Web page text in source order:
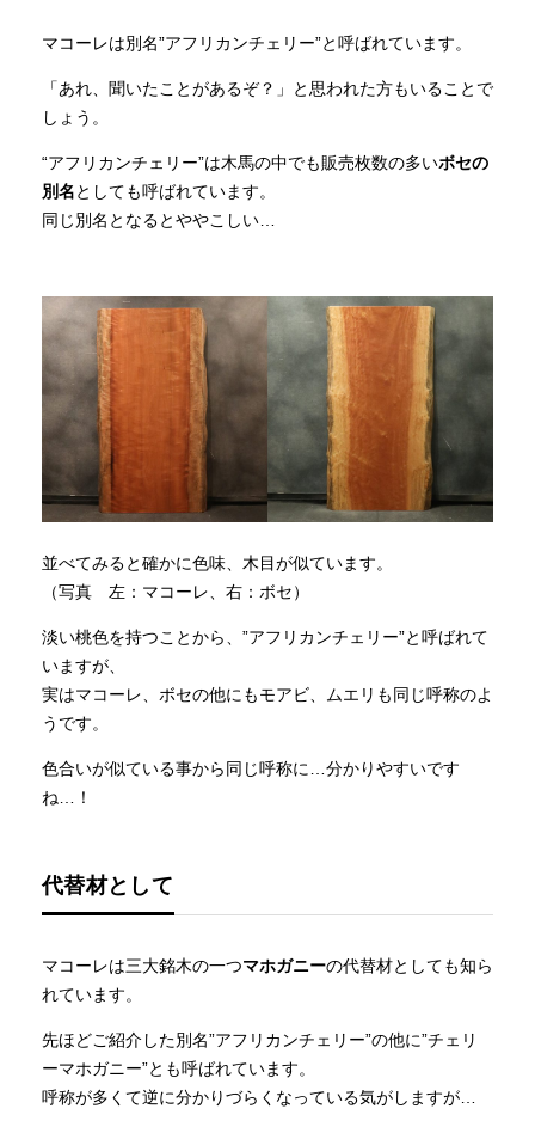
マコーレは別名”アフリカンチェリー”と呼ばれています。
「あれ、聞いたことがあるぞ？」と思われた方もいることで
しょう。
“アフリカンチェリー”は木馬の中でも販売枚数の多いボセの
別名としても呼ばれています。
同じ別名となるとややこしい…
並べてみると確かに色味、木目が似ています。
（写真 左：マコーレ、右：ボセ）
淡い桃色を持つことから、”アフリカンチェリー”と呼ばれて
いますが、
実はマコーレ、ボセの他にもモアビ、ムエリも同じ呼称のよ
うです。
色合いが似ている事から同じ呼称に…分かりやすいです
ね…！
代替材として
マコーレは三大銘木の一つマホガニーの代替材としても知ら
れています。
先ほどご紹介した別名”アフリカンチェリー”の他に”チェリ
ーマホガニー”とも呼ばれています。
呼称が多くて逆に分かりづらくなっている気がしますが…